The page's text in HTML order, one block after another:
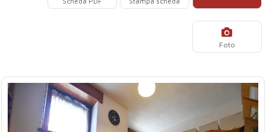
Foto